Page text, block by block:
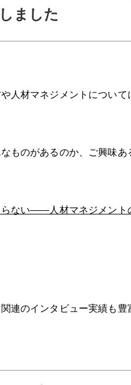
ました
人材マネジメントについて
ものがあるのか、ご興味あ
らない――人材マネジメント
連のインタビュー実績も豊